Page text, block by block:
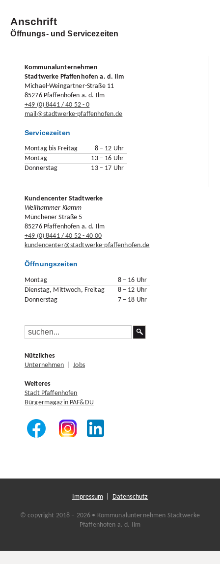
Anschrift
Öffnungs- und Servicezeiten
Kommunalunternehmen
Stadtwerke Pfaffenhofen a. d. Ilm
Michael-Weingartner-Straße 11
85276 Pfaffenhofen a. d. Ilm
+49 (0) 8441 / 40 52 - 0
mail@stadtwerke-pfaffenhofen.de
Servicezeiten
Montag bis Freitag
8 – 12 Uhr
Montag
13 – 16 Uhr
Donnerstag
13 – 17 Uhr
Kundencenter Stadtwerke
Weilhammer Klamm
Münchener Straße 5
85276 Pfaffenhofen a. d. Ilm
+49 (0) 8441 / 40 52 - 40 00
kundencenter@stadtwerke-pfaffenhofen.de
Öffnungszeiten
Montag
8 – 16 Uhr
Dienstag, Mittwoch, Freitag
8 – 12 Uhr
Donnerstag
7 – 18 Uhr
Nützliches
Unternehmen
Jobs
Weiteres
Stadt Pfaffenhofen
Bürgermagazin PAF&DU
Impressum Datenschutz
© copyright 2018 – 2026 • Kommunalunternehmen Stadtwerke
Pfaffenhofen a. d. Ilm